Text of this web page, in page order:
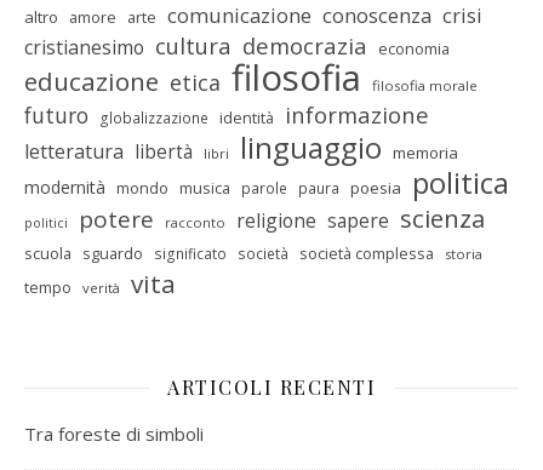
altro amore arte comunicazione conoscenza crisi
cristianesimo cultura democrazia economia
educazione etica filosofia filosofia morale
futuro globalizzazione identità informazione
letteratura libertà libri linguaggio memoria
modernità mondo musica parole paura poesia politica
politici potere racconto religione sapere scienza
scuola sguardo significato società società complessa storia
tempo verità vita
ARTICOLI RECENTI
Tra foreste di simboli